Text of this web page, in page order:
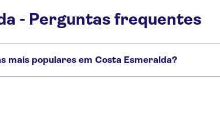
- Perguntas frequentes
mais populares em Costa Esmeralda?